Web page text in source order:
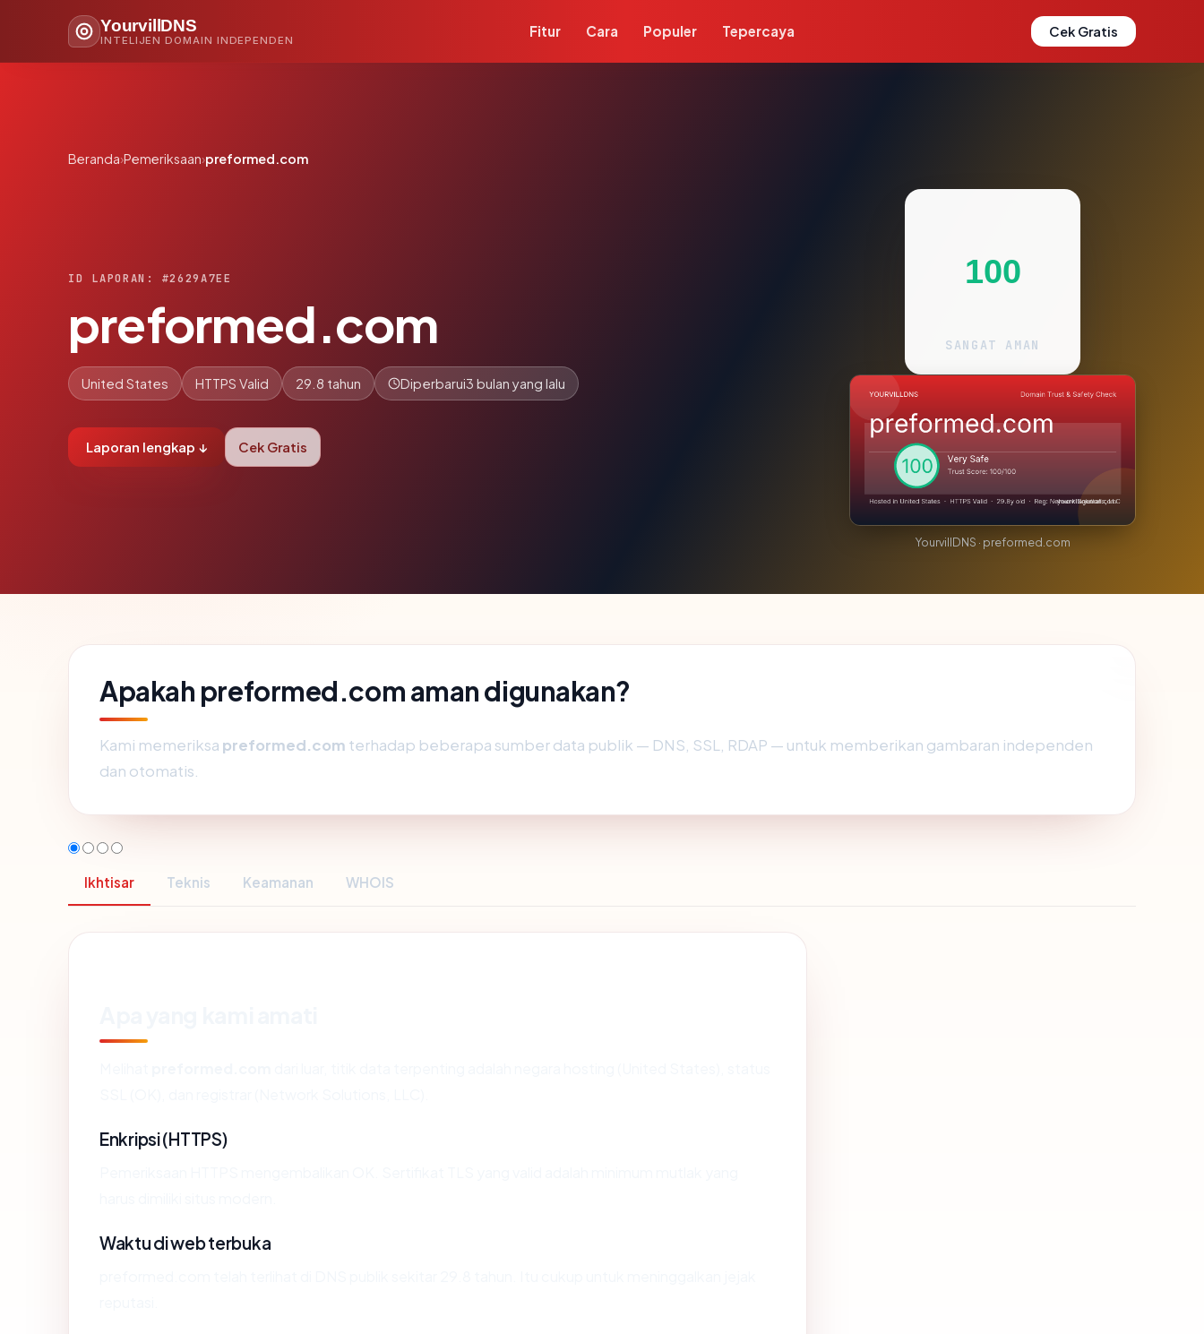
YourvillDNS
INTELIJEN DOMAIN INDEPENDEN
Fitur Cara Populer Tepercaya Cek Gratis
Beranda›Pemeriksaan›preformed.com
ID LAPORAN: #2629A7EE
preformed.com
United States HTTPS Valid 29.8 tahun Diperbarui3 bulan yang lalu
Laporan lengkap ↓ Cek Gratis
100
SANGAT AMAN
YourvillDNS · preformed.com
Apakah preformed.com aman digunakan?
Kami memeriksa preformed.com terhadap beberapa sumber data publik — DNS, SSL, RDAP — untuk memberikan gambaran independen
dan otomatis.
Ikhtisar Teknis Keamanan WHOIS
Enkripsi (HTTPS)
Waktu di web terbuka